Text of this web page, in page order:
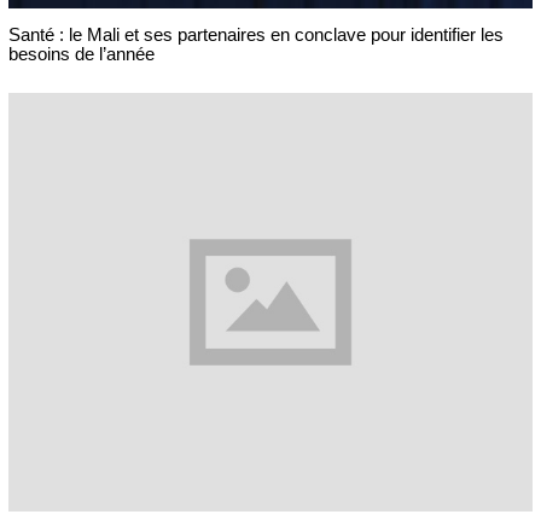
Santé : le Mali et ses partenaires en conclave pour identifier les
besoins de l’année